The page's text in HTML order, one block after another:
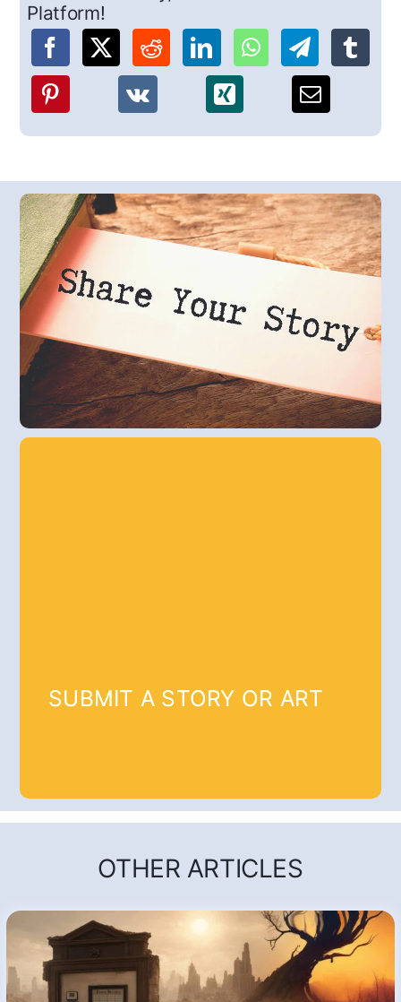
Platform!
SUBMIT A STORY OR ART
OTHER ARTICLES